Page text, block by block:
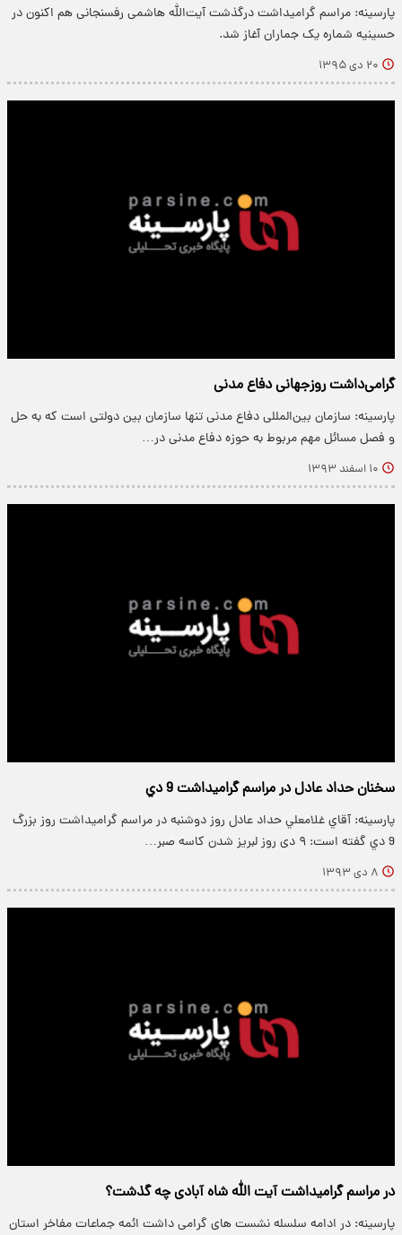
پارسینه: مراسم گرامیداشت درگذشت آیت‌الله هاشمی رفسنجانی هم اکنون در
حسینیه شماره یک جماران آغاز شد.
۲۰ دی ۱۳۹۵
گرامی‌داشت روزجهانی دفاع مدنی
پارسینه: سازمان بین‌المللی دفاع مدنی تنها سازمان بین دولتی است که به حل
و فصل مسائل مهم مربوط به حوزه دفاع مدنی در…
۱۰ اسفند ۱۳۹۳
سخنان حداد عادل در مراسم گراميداشت 9 دي
پارسینه: آقاي غلامعلي حداد عادل روز دوشنبه در مراسم گراميداشت روز بزرگ
9 دي گفته است: ۹ دی روز لبریز شدن کاسه صبر…
۸ دی ۱۳۹۳
در مراسم گرامیداشت آیت الله شاه آبادی چه گذشت؟
پارسینه: در ادامه سلسله نشست های گرامی داشت ائمه جماعات مفاخر استان